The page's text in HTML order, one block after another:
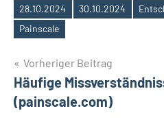
Schlagwörter
28.10.2024 30.10.2024
Painscale
Beitragsnavigation
Vorheriger Beitrag
Häufige
(painscale.com)